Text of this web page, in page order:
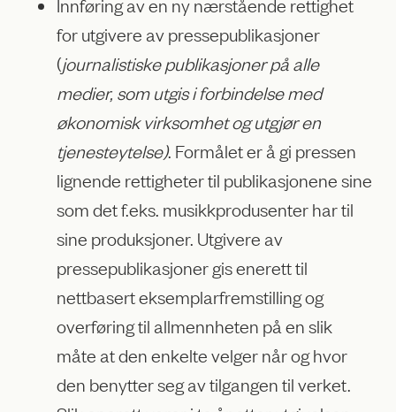
for utgivere av pressepublikasjoner
(journalistiske publikasjoner på alle
medier, som utgis i forbindelse med
økonomisk virksomhet og utgjør en
tjenesteytelse). Formålet er å gi pressen
lignende rettigheter til publikasjonene sine
som det f.eks. musikkprodusenter har til
sine produksjoner. Utgivere av
pressepublikasjoner gis enerett til
nettbasert eksemplarfremstilling og
overføring til allmennheten på en slik
måte at den enkelte velger når og hvor
den benytter seg av tilgangen til verket.